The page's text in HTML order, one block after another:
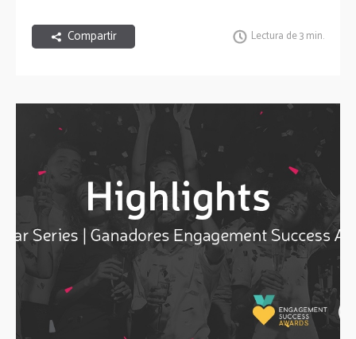
Compartir Lectura de 3 min.